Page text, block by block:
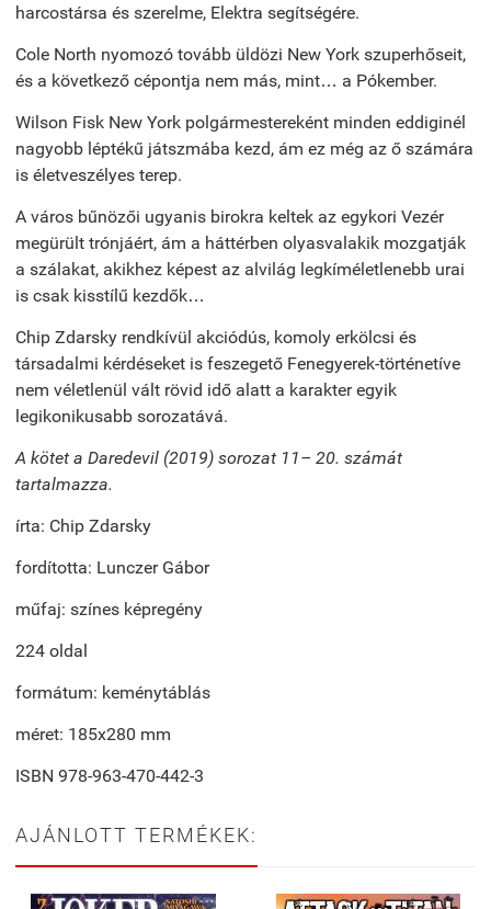
harcostársa és szerelme, Elektra segítségére.
Cole North nyomozó tovább üldözi New York szuperhőseit,
és a következő cépontja nem más, mint… a Pókember.
Wilson Fisk New York polgármestereként minden eddiginél
nagyobb léptékű játszmába kezd, ám ez még az ő számára
is életveszélyes terep.
A város bűnözői ugyanis birokra keltek az egykori Vezér
megürült trónjáért, ám a háttérben olyasvalakik mozgatják
a szálakat, akikhez képest az alvilág legkíméletlenebb urai
is csak kisstílű kezdők…
Chip Zdarsky rendkívül akciódús, komoly erkölcsi és
társadalmi kérdéseket is feszegető Fenegyerek-történetíve
nem véletlenül vált rövid idő alatt a karakter egyik
legikonikusabb sorozatává.
A kötet a Daredevil (2019) sorozat 11– 20. számát
tartalmazza.
írta: Chip Zdarsky
fordította: Lunczer Gábor
műfaj: színes képregény
224 oldal
formátum: keménytáblás
méret: 185x280 mm
ISBN 978-963-470-442-3
AJÁNLOTT TERMÉKEK: